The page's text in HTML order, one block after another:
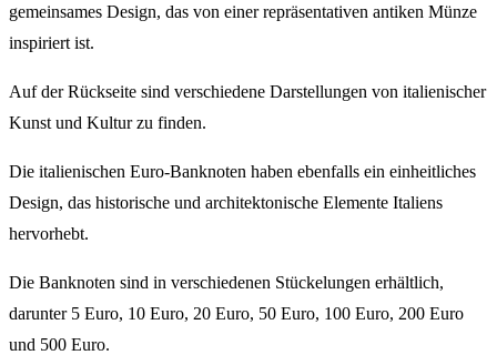
gemeinsames Design, das von einer repräsentativen antiken Münze
inspiriert ist.
Auf der Rückseite sind verschiedene Darstellungen von italienischer
Kunst und Kultur zu finden.
Die italienischen Euro-Banknoten haben ebenfalls ein einheitliches
Design, das historische und architektonische Elemente Italiens
hervorhebt.
Die Banknoten sind in verschiedenen Stückelungen erhältlich,
darunter 5 Euro, 10 Euro, 20 Euro, 50 Euro, 100 Euro, 200 Euro
und 500 Euro.